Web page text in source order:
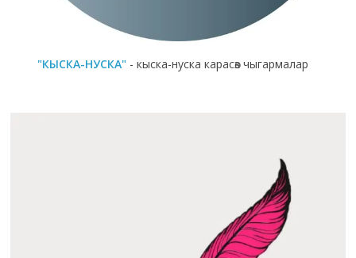
"КЫСКА-НУСКА" - кыска-нуска карасөз чыгармалар